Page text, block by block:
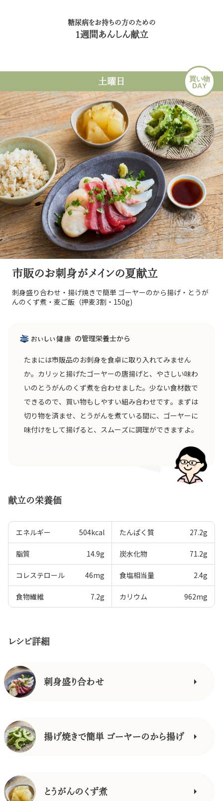
糖尿病をお持ちの方のための
1週間あんしん献立
土曜日
買い物
DAY
市販のお刺身がメインの夏献立
刺身盛り合わせ・揚げ焼きで簡単 ゴーヤーのから揚げ・とうが
んのくず煮・麦ご飯（押麦3割・150g)
の管理栄養士から
たまには市販品のお刺身を食卓に取り入れてみません
か。カリッと揚げたゴーヤーの唐揚げと、やさしい味わ
いのとうがんのくず煮を合わせました。少ない食材数で
できるので、買い物もしやすい組み合わせです。まずは
切り物を済ませ、とうがんを煮ている間に、ゴーヤーに
味付けをして揚げると、スムーズに調理ができますよ。
献立の栄養価
エネルギー 504kcal たんぱく質 27.2g
脂質 14.9g 炭水化物 71.2g
コレステロール 46mg 食塩相当量 2.4g
食物繊維 7.2g カリウム 962mg
レシピ詳細
刺身盛り合わせ
揚げ焼きで簡単 ゴーヤーのから揚げ
とうがんのくず煮